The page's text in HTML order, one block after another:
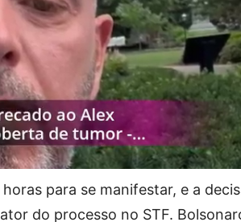
para se manifestar, e a
do processo no STF.